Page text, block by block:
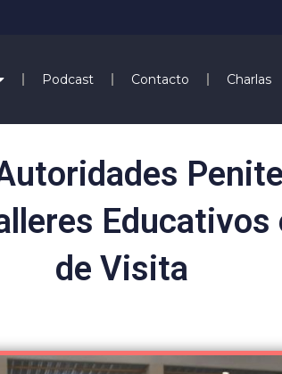
Podcast Contacto Charlas
de Visita